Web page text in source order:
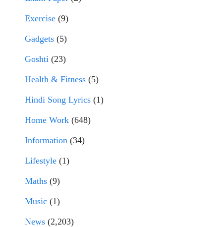
Exercise (9)
Gadgets (5)
Goshti (23)
Health & Fitness (5)
Hindi Song Lyrics (1)
Home Work (648)
Information (34)
Lifestyle (1)
Maths (9)
Music (1)
News (2,203)